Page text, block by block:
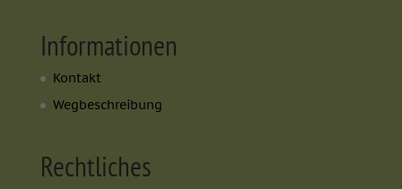
Informationen
Kontakt
Wegbeschreibung
Rechtliches